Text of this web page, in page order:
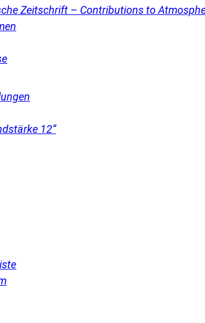
Zeitschrift – Contributions to
12”